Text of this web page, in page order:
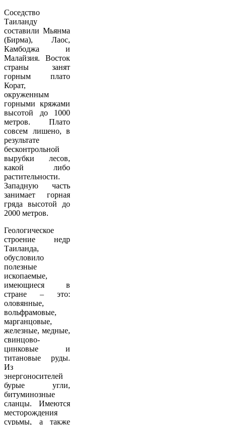
Соседство
Таиланду
составили Мьянма
(Бирма), Лаос,
Камбоджа и
Малайзия. Восток
страны занят
горным плато
Корат,
окруженным
горными кряжами
высотой до 1000
метров. Плато
совсем лишено, в
результате
бесконтрольной
вырубки лесов,
какой либо
растительности.
Западную часть
занимает горная
гряда высотой до
2000 метров.
Геологическое
строение недр
Таиланда,
обусловило
полезные
ископаемые,
имеющиеся в
стране – это:
оловянные,
вольфрамовые,
марганцовые,
железные, медные,
свинцово-
цинковые и
титановые руды.
Из
энергоносителей
бурые угли,
битуминозные
сланцы. Имеются
месторождения
сурьмы, а также